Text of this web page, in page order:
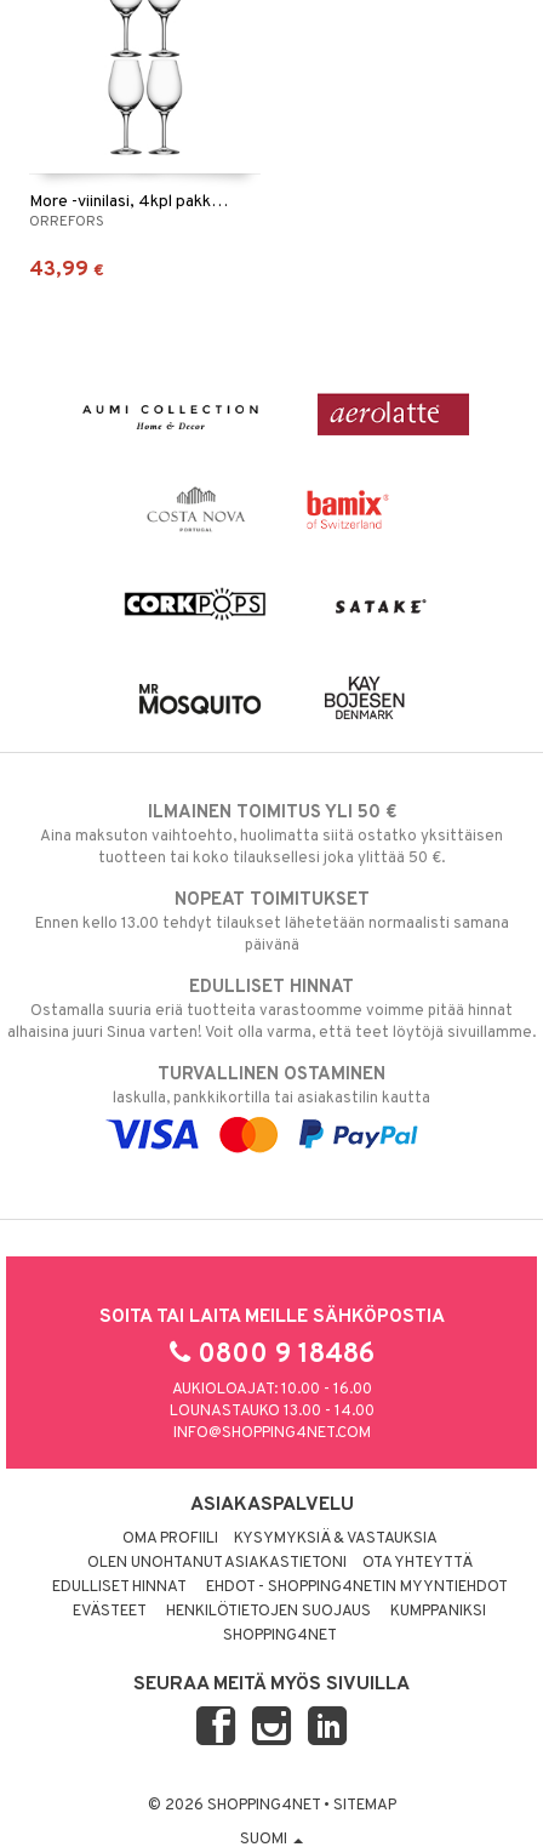
More -viinilasi, 4kpl pakkaus
ORREFORS
43,99 €
ILMAINEN TOIMITUS YLI 50 €
Aina maksuton vaihtoehto, huolimatta siitä ostatko yksittäisen
tuotteen tai koko tilauksellesi joka ylittää 50 €.
NOPEAT TOIMITUKSET
Ennen kello 13.00 tehdyt tilaukset lähetetään normaalisti samana
päivänä
EDULLISET HINNAT
Ostamalla suuria eriä tuotteita varastoomme voimme pitää hinnat
alhaisina juuri Sinua varten! Voit olla varma, että teet löytöjä sivuillamme.
TURVALLINEN OSTAMINEN
laskulla, pankkikortilla tai asiakastilin kautta
SOITA TAI LAITA MEILLE SÄHKÖPOSTIA
0800 9 18486
AUKIOLOAJAT: 10.00 - 16.00
LOUNASTAUKO 13.00 - 14.00
INFO@SHOPPING4NET.COM
ASIAKASPALVELU
OMA PROFIILI
KYSYMYKSIÄ & VASTAUKSIA
OLEN UNOHTANUT ASIAKASTIETONI
OTA YHTEYTTÄ
EDULLISET HINNAT
EHDOT - SHOPPING4NETIN MYYNTIEHDOT
EVÄSTEET
HENKILÖTIETOJEN SUOJAUS
KUMPPANIKSI
SHOPPING4NET
SEURAA MEITÄ MYÖS SIVUILLA
© 2026 SHOPPING4NET • SITEMAP
SUOMI